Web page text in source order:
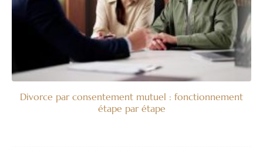
Divorce par consentement mutuel : fonctionnement
étape par étape